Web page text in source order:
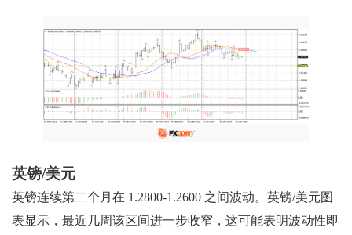
英镑/美元
英镑连续第二个月在 1.2800-1.2600 之间波动。英镑/美元图
表显示，最近几周该区间进一步收窄，这可能表明波动性即